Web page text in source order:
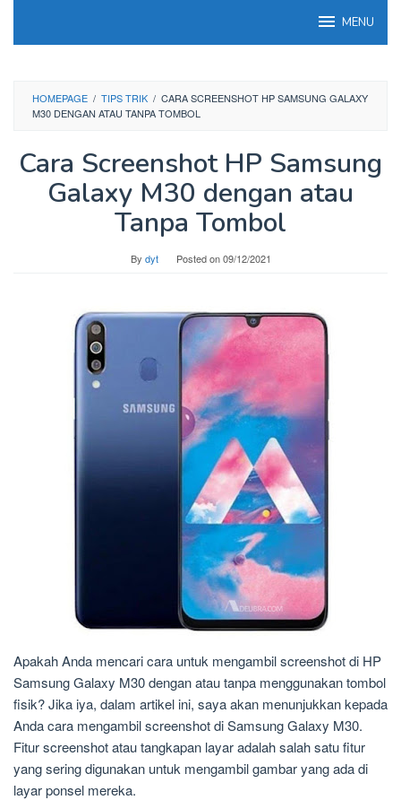
MENU
HOMEPAGE / TIPS TRIK / CARA SCREENSHOT HP SAMSUNG GALAXY
M30 DENGAN ATAU TANPA TOMBOL
Cara Screenshot HP Samsung
Galaxy M30 dengan atau
Tanpa Tombol
By dyt Posted on09/12/2021
Apakah Anda mencari cara untuk mengambil screenshot di HP
Samsung Galaxy M30 dengan atau tanpa menggunakan tombol
fisik? Jika iya, dalam artikel ini, saya akan menunjukkan kepada
Anda cara mengambil screenshot di Samsung Galaxy M30.
Fitur screenshot atau tangkapan layar adalah salah satu fitur
yang sering digunakan untuk mengambil gambar yang ada di
layar ponsel mereka.